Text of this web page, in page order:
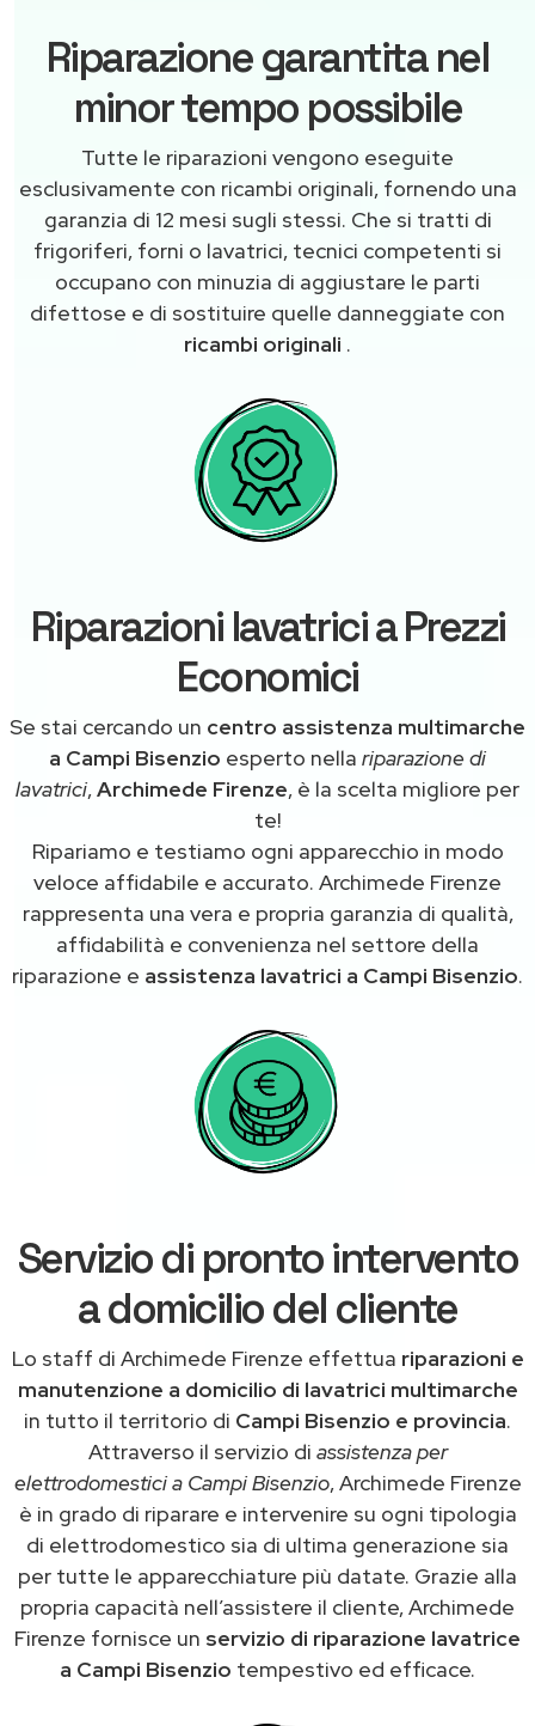
Riparazione garantita nel
minor tempo possibile
Tutte le riparazioni vengono eseguite
esclusivamente con ricambi originali, fornendo una
garanzia di 12 mesi sugli stessi. Che si tratti di
frigoriferi, forni o lavatrici, tecnici competenti si
occupano con minuzia di aggiustare le parti
difettose e di sostituire quelle danneggiate con
ricambi originali .
Riparazioni lavatrici a Prezzi
Economici
Se stai cercando un centro assistenza multimarche
a Campi Bisenzio esperto nella riparazione di
lavatrici,Archimede Firenze, è la scelta migliore per
te!
Ripariamo e testiamo ogni apparecchio in modo
veloce affidabile e accurato. Archimede Firenze
rappresenta una vera e propria garanzia di qualità,
affidabilità e convenienza nel settore della
riparazione e assistenza lavatrici a Campi Bisenzio.
Servizio di pronto intervento
a domicilio del cliente
Lo staff di Archimede Firenze effettua riparazioni e
manutenzione a domicilio di lavatrici multimarche
in tutto il territorio di Campi Bisenzio e provincia.
Attraverso il servizio di assistenza per
elettrodomestici a Campi Bisenzio, Archimede Firenze
è in grado di riparare e intervenire su ogni tipologia
di elettrodomestico sia di ultima generazione sia
per tutte le apparecchiature più datate. Grazie alla
propria capacità nell’assistere il cliente, Archimede
Firenze fornisce un servizio di riparazione lavatrice
a Campi Bisenzio tempestivo ed efficace.